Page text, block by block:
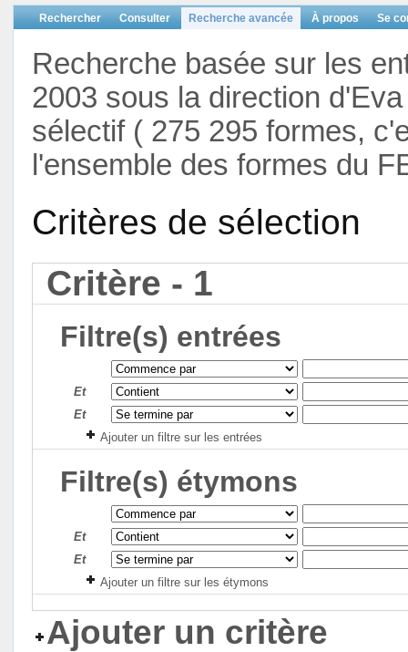
Rechercher Consulter Recherche avancée À propos Se
Recherche basée sur les
2003 sous la direction
sélectif ( 275 295 formes,
l'ensemble des formes du
Critères de sélection
Critère - 1
Filtre(s) entrées
Et
Et
Ajouter un filtre sur les entrées
Filtre(s) étymons
Et
Et
Ajouter un filtre sur les étymons
Ajouter un critère